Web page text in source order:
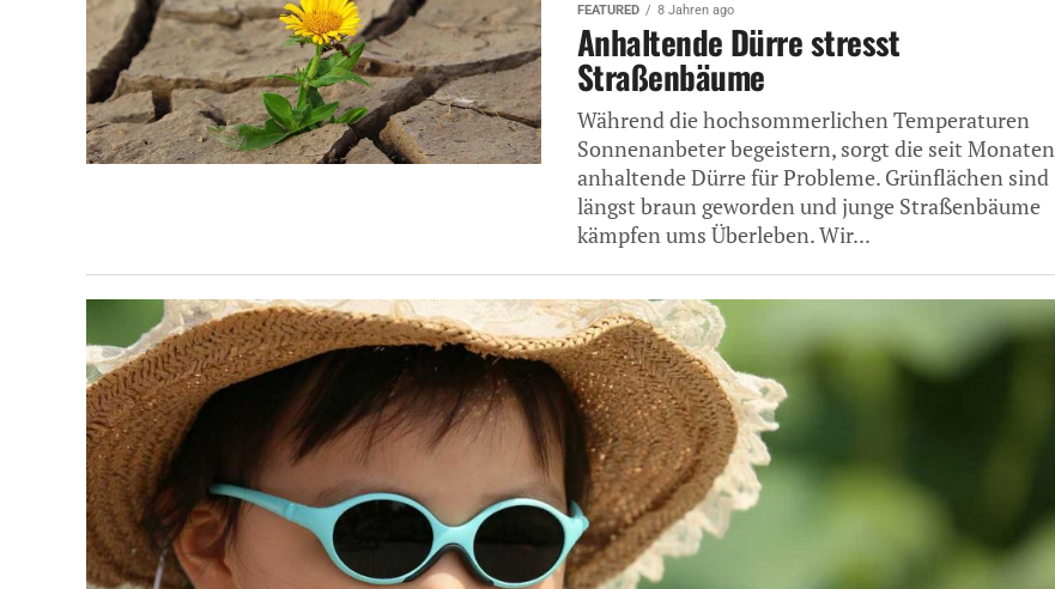
FEATURED 8 Jahren ago
Anhaltende Dürre stresst
Straßenbäume
Während die hochsommerlichen Temperaturen
Sonnenanbeter begeistern, sorgt die seit Monaten
anhaltende Dürre für Probleme. Grünflächen sind
längst braun geworden und junge Straßenbäume
kämpfen ums Überleben. Wir...